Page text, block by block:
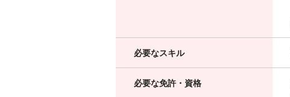
必要なスキル
必要な免許・資格